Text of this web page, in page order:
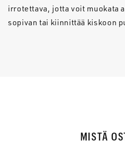
irrotettava, jotta voit muokata
sopivan tai kiinnittää kiskoon
MISTÄ